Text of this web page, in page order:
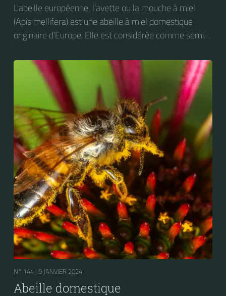
L'abeille européenne, l’avette ou la mouche à miel
(Apis mellifera) est une abeille à miel domestique
originaire d'Europe. Elle est considérée comme semi-
échelle pour produire du miel.
N° 144 | 9 JANVIER 2024
Abeille domestique